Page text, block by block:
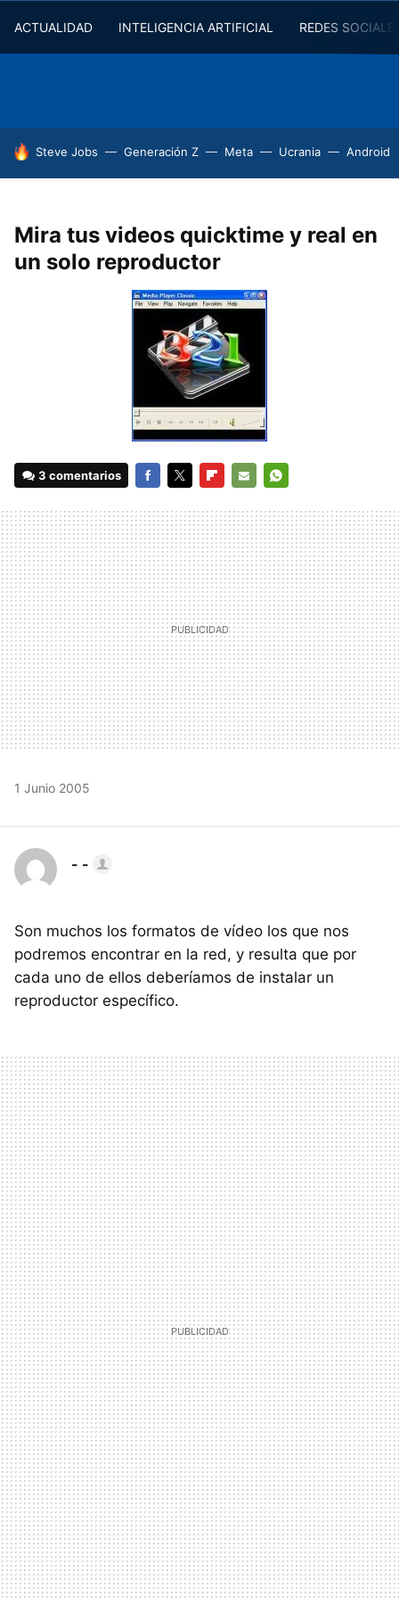
ACTUALIDAD INTELIGENCIA ARTIFICIAL REDES
HOY SE HABLA DE
Steve Jobs Generación Z Meta Ucrania Android
Mira tus videos quicktime y real en
un solo reproductor
3 comentarios
MAIL
1 Junio 2005
- -
Son muchos los formatos de vídeo los que nos
podremos encontrar en la red, y resulta que por
cada uno de ellos deberíamos de instalar un
reproductor específico.